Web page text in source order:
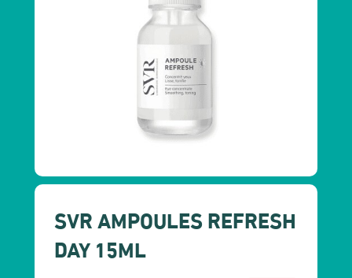
SVR AMPOULES REFRESH
DAY 15ML